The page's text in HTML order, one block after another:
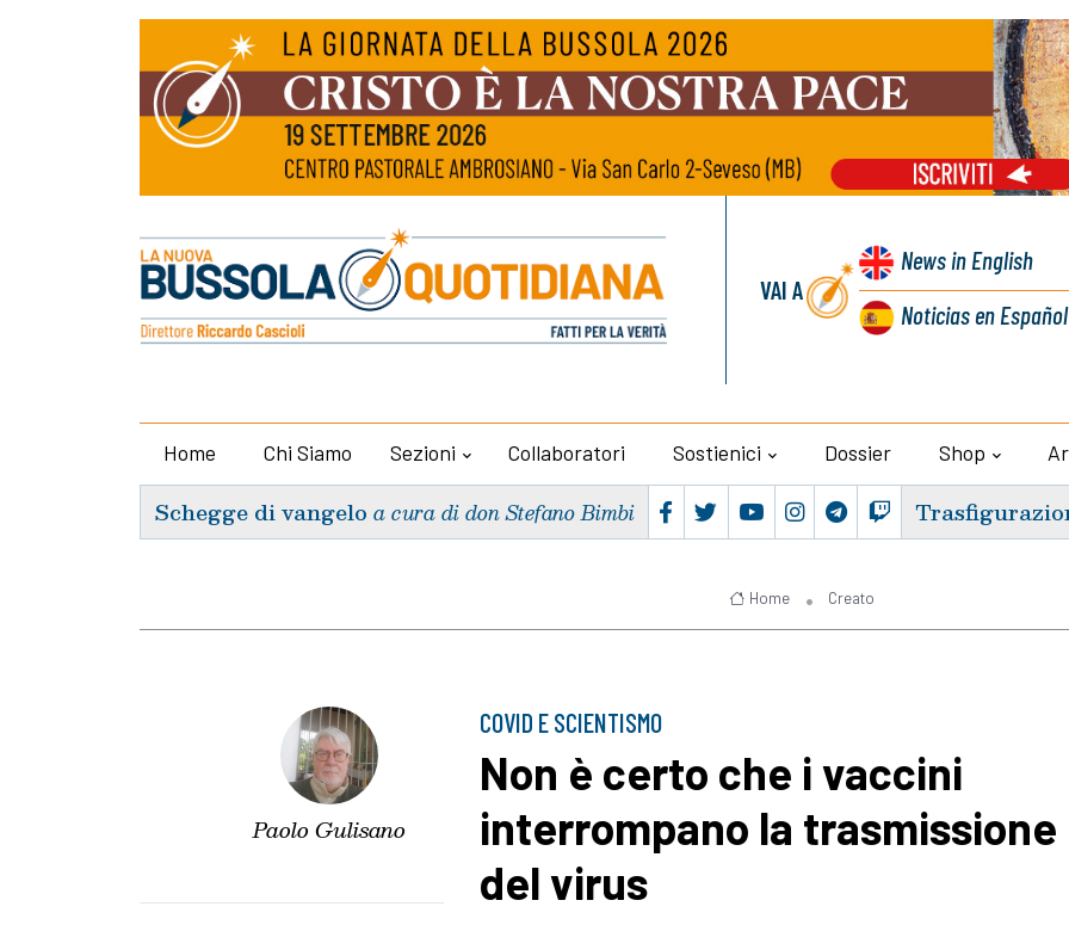
VAI A
Newsin English
Noticiasen Español
Home Chi Siamo Sezioni Collaboratori Sostienici Dossier Shop
Schegge di vangelo a cura di don Stefano Bimbi
Home Creato
Paolo Gulisano
COVID E SCIENTISMO
Non è certo che i vaccini
interrompano la trasmissione
del virus